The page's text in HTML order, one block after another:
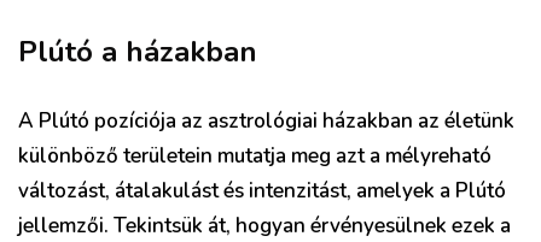
Plútó a házakban
A Plútó pozíciója az asztrológiai házakban az életünk
különböző területein mutatja meg azt a mélyreható
változást, átalakulást és intenzitást, amelyek a Plútó
jellemzői. Tekintsük át, hogyan érvényesülnek ezek a